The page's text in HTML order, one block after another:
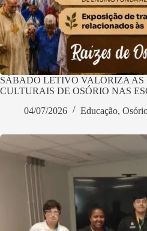
SÁBADO LETIVO VALORIZA AS
CULTURAIS DE OSÓRIO NAS
04/07/2026
Educação,